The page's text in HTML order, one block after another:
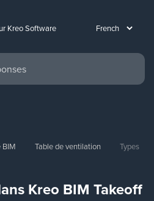
Kreo Software
BIM Table de ventilation
Types
Kreo BIM Takeoff